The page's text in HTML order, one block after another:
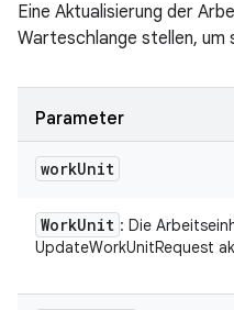
Eine Aktualisierung der
Warteschlange stellen, um
Parameter
workUnit
WorkUnit : Die
UpdateWorkUnitRequest